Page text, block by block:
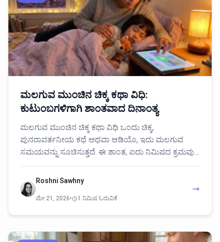
ಮಲಗುವ ಮುಂಚಿನ ಚಿಕ್ಕ ಕಥಾ ವಿಧಿ:
ಕುಟುಂಬಗಳಿಗಾಗಿ ಶಾಂತವಾದ ದಿನಾಂತ್ಯ
ಮಲಗುವ ಮುಂಚಿನ ಚಿಕ್ಕ ಕಥಾ ವಿಧಿ ಒಂದು ಚಿಕ್ಕ,
ಪುನರಾವರ್ತನೀಯ ಕಥೆ ಅಥವಾ ಆಡಿಯೊ, ಇದು ಮಲಗುವ
ಸಮಯವನ್ನು ಸೂಚಿಸುತ್ತದೆ. ಈ ಶಾಂತ, ಐದು ನಿಮಿಷದ ಕ್ರಮವು…
Roshni Sawhny
ಮೇ 21, 2026• 1 ನಿಮಿಷ ಓದುವಿಕೆ